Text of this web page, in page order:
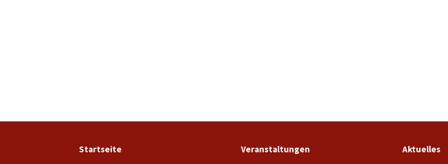
Startseite Veranstaltungen Aktuelles